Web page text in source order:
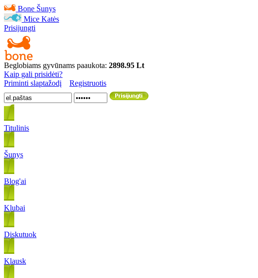
Bone Šunys
Mice Katės
Prisijungti
Beglobiams gyvūnams paaukota: 2898.95 Lt
Kaip gali prisidėti?
Priminti slaptažodį
Registruotis
Titulinis
Šunys
Blog'ai
Klubai
Diskutuok
Klausk